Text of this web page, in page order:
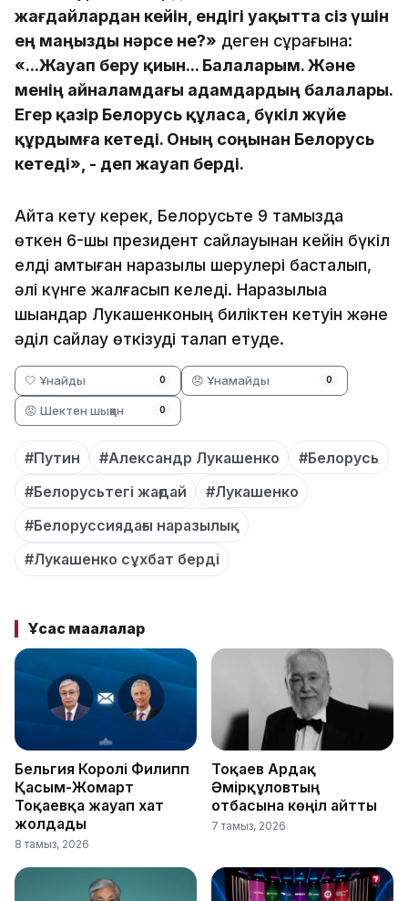
жағдайлардан кейін, ендігі уақытта сіз үшін
ең маңызды нәрсе не?» деген сұрағына:
«...Жауап беру қиын... Балаларым. Және
менің айналамдағы адамдардың балалары.
Егер қазір Белорусь құласа, бүкіл жүйе
құрдымға кетеді. Оның соңынан Белорусь
кетеді», - деп жауап берді.
Айта кету керек, Белорусьте 9 тамызда
өткен 6-шы президент сайлауынан кейін бүкіл
елді қамтыған наразылық шерулері басталып,
әлі күнге жалғасып келеді. Наразылыққа
шыққандар Лукашенконың биліктен кетуін және
әділ сайлау өткізуді талап етуде.
🤍 Ұнайды 0 😞 Ұнамайды 0
😡 Шектен шыққан 0
#Путин #Александр Лукашенко
#Белорусь
#Белорусьтегі жағдай
#Лукашенко
#Белоруссиядағы наразылық
#Лукашенко сұхбат берді
Ұқсас мақалалар
Бельгия Королі Филипп
Қасым-Жомарт
Тоқаевқа жауап хат
жолдады
8 тамыз, 2026
Тоқаев Ардақ
Әмірқұловтың
отбасына көңіл айтты
7 тамыз, 2026